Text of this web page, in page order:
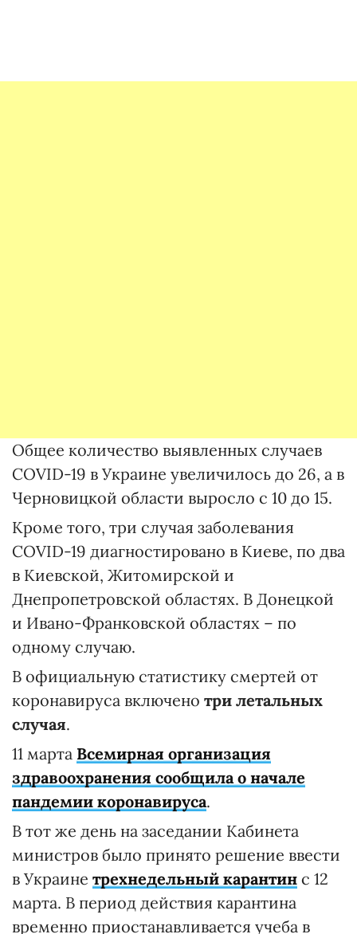
Общее количество выявленных случаев
COVID-19 в Украине увеличилось до 26, а в
Черновицкой области выросло с 10 до 15.
Кроме того, три случая заболевания
COVID-19 диагностировано в Киеве, по два
в Киевской, Житомирской и
Днепропетровской областях. В Донецкой
и Ивано-Франковской областях – по
одному случаю.
В официальную статистику смертей от
коронавируса включено три летальных
случая.
11 марта Всемирная организация
здравоохранения сообщила о начале
пандемии коронавируса.
В тот же день на заседании Кабинета
министров было принято решение ввести
в Украине трехнедельный карантин с 12
марта. В период действия карантина
временно приостанавливается учеба в